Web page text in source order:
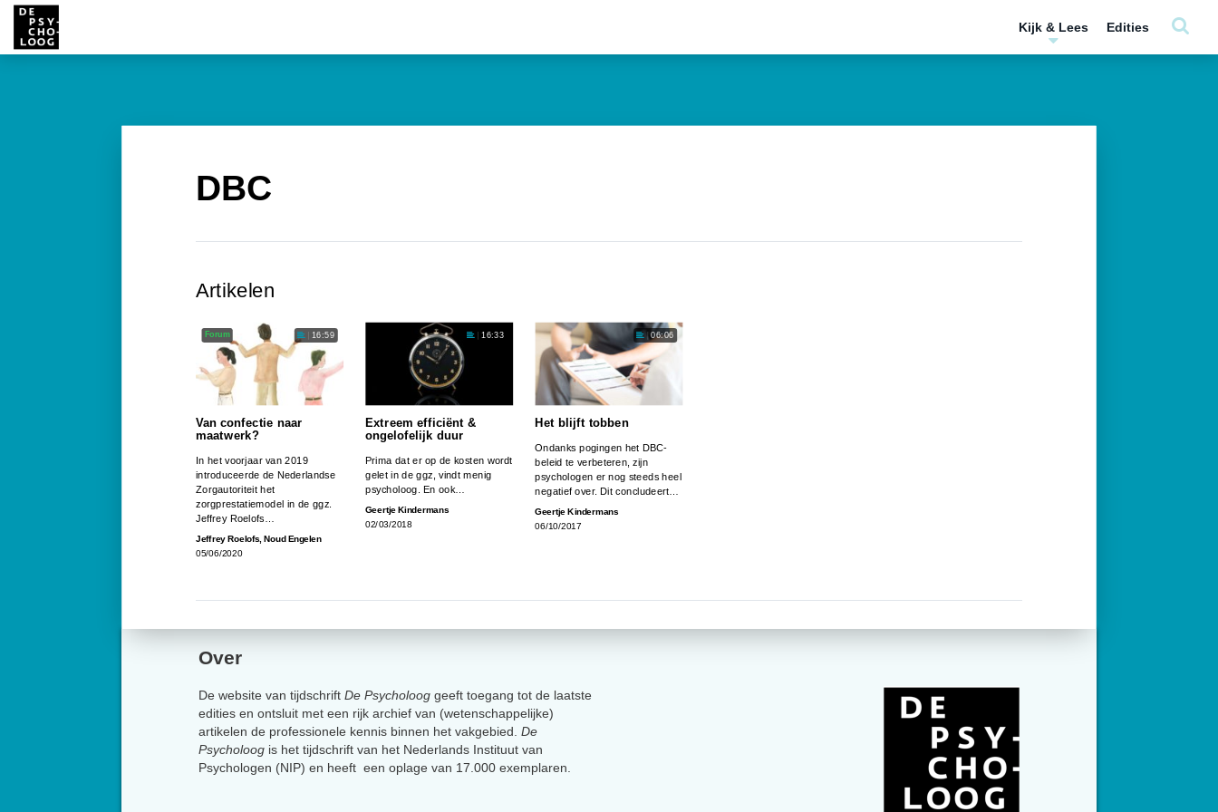
Kijk & Lees Edities
DBC
Artikelen
Forum 16:59
Van confectie naar
maatwerk?
In het voorjaar van 2019
introduceerde de Nederlandse
Zorgautoriteit het
zorgprestatiemodel in de ggz.
Jeffrey Roelofs…
Jeffrey Roelofs ,Noud Engelen
05/06/2020
16:33
Extreem efficiënt &
ongelofelijk duur
Prima dat er op de kosten wordt
gelet in de ggz, vindt menig
psycholoog. En ook…
Geertje Kindermans
02/03/2018
06:06
Het blijft tobben
Ondanks pogingen het DBC-
beleid te verbeteren, zijn
psychologen er nog steeds heel
negatief over. Dit concludeert…
Geertje Kindermans
06/10/2017
Over
De website van tijdschrift De Psycholoog geeft toegang tot de laatste
edities en ontsluit met een rijk archief van (wetenschappelijke)
artikelen de professionele kennis binnen het vakgebied. De
Psycholoog is het tijdschrift van het Nederlands Instituut van
Psychologen (NIP) en heeft een oplage van 17.000 exemplaren.